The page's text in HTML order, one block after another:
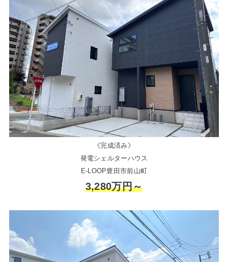
《完成済み》
発電シェルターハウス
E-LOOP豊田市前山町
3,280万円～